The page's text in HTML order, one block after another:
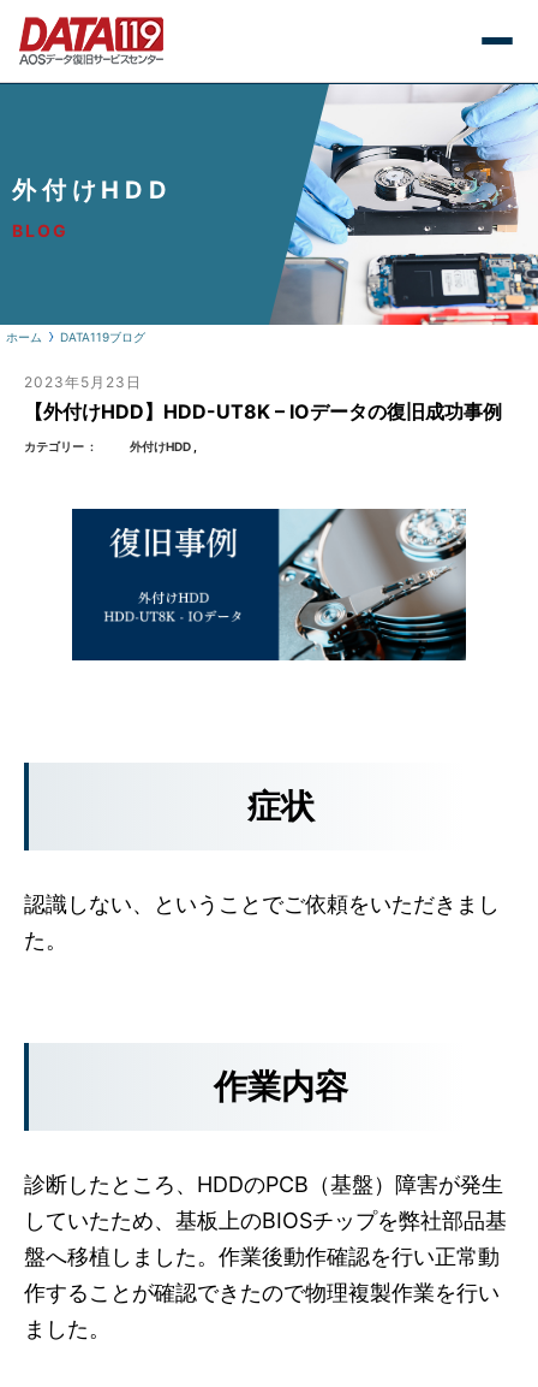
外付けHDD
BLOG
ホーム DATA119ブログ
2023年5月23日
【外付けHDD】HDD-UT8K – IOデータの復旧成功事例
カテゴリー 外付けHDD
症状
認識しない、ということでご依頼をいただきまし
た。
作業内容
診断したところ、HDDのPCB（基盤）障害が発生
していたため、基板上のBIOSチップを弊社部品基
盤へ移植しました。作業後動作確認を行い正常動
作することが確認できたので物理複製作業を行い
ました。